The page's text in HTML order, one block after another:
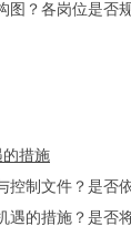
图？各岗位是否
的措施
控制文件？是否
遇的措施？是否